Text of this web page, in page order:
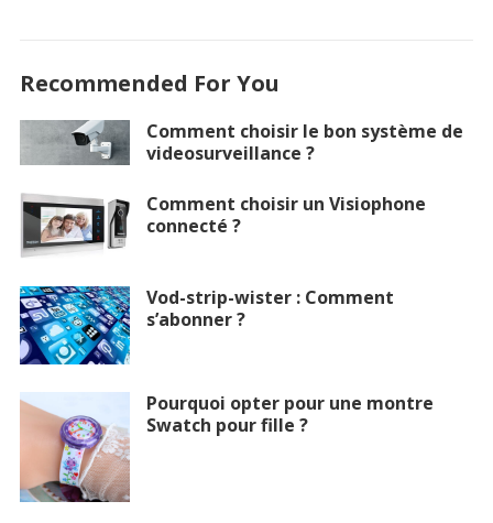
Recommended For You
Comment choisir le bon système de
videosurveillance ?
Comment choisir un Visiophone
connecté ?
Vod-strip-wister : Comment
s’abonner ?
Pourquoi opter pour une montre
Swatch pour fille ?